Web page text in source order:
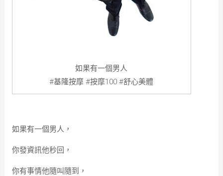
如果有一個男人
#基隆按摩 #按摩100 #舒心美體
如果有一個男人，
你發資訊他秒回，
你有事情他隨叫隨到，